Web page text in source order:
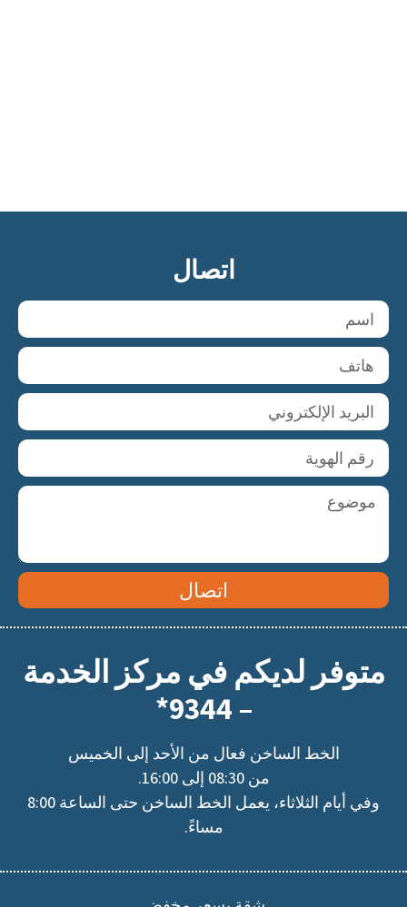
اتصال
اتصال
متوفر لديكم في مركز الخدمة
– 9344*
الخط الساخن فعال من الأحد إلى الخميس
من 08:30 إلى 16:00.
وفي أيام الثلاثاء، يعمل الخط الساخن حتى الساعة 8:00
مساءً.